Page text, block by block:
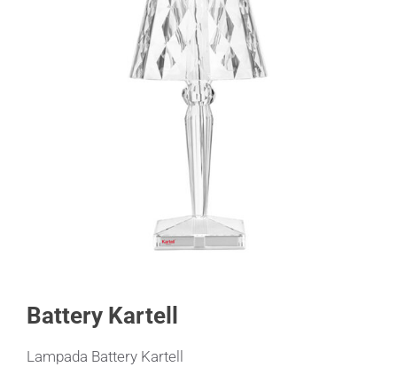
Battery Kartell
Lampada Battery Kartell